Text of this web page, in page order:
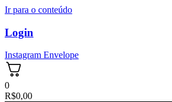
Ir para o conteúdo
Login
Instagram Envelope
0
R$0,00